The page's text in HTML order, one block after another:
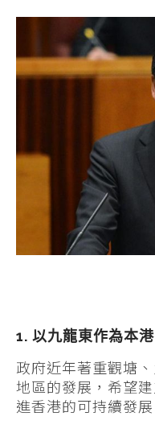
1. 以九龍東作為本
政府近年著重觀塘
地區的發展，希望
進香港的可持續發展